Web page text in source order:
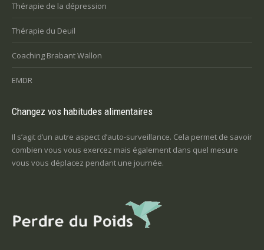
Thérapie de la dépression
Thérapie du Deuil
Coaching Brabant Wallon
EMDR
Changez vos habitudes alimentaires
Il s’agit d’un autre aspect d’auto-surveillance. Cela permet de savoir
combien vous vous exercez mais également dans quel mesure
vous vous déplacez pendant une journée.